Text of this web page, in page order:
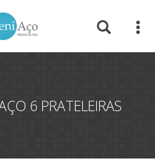
6 PRATELEIRAS